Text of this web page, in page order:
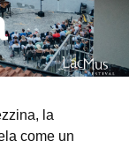
la
come un